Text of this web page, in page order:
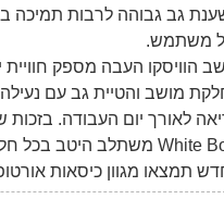
משתמש.
הוויסקו העבה מספק
מושב והטיית גב עם
לאורך יום העבודה. בזכות
תמצאו מגוון כיסאות